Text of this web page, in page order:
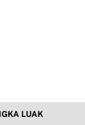
LUAK